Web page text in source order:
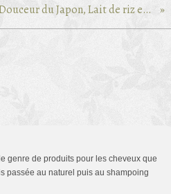
Ushuaïa, Douceur du Japon, Lait de riz et fleur de sakura
genre de produits pour les cheveux que
passée au naturel puis au shampoing